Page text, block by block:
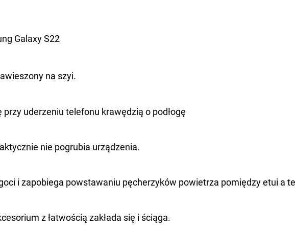
Galaxy S22
na szyi.
uderzeniu telefonu krawędzią o podłogę
nie pogrubia urządzenia.
i zapobiega powstawaniu pęcherzyków powietrza pomiędzy etui a
z łatwością zakłada się i ściąga.